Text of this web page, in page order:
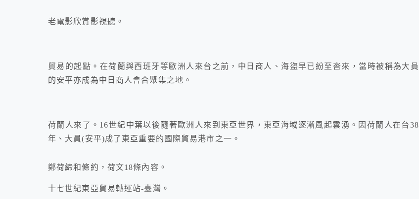
老電影欣賞影視聽。
貿易的起點。在荷蘭與西班牙等歐洲人來台之前，中日商人、海盜早已紛至沓來，當時被稱為大員
的安平亦成為中日商人會合聚集之地。
荷蘭人來了。16世紀中葉以後隨著歐洲人來到東亞世界，東亞海域逐漸風起雲湧。因荷蘭人在台38
年、大員(安平)成了東亞重要的國際貿易港市之一。
鄭荷締和條約，荷文18條內容。
十七世紀東亞貿易轉運站-臺灣。